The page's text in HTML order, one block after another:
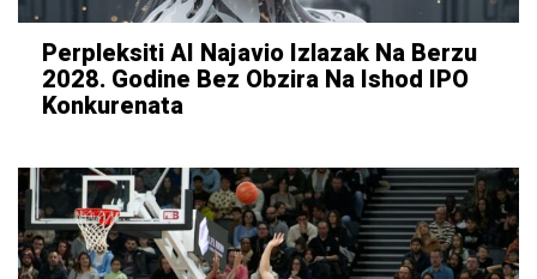
Perpleksiti AI Najavio Izlazak Na Berzu
2028. Godine Bez Obzira Na Ishod IPO
Konkurenata